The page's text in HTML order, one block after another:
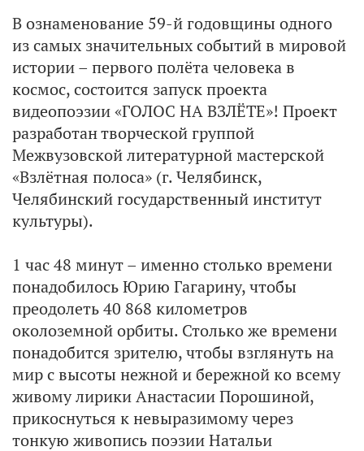
В ознаменование 59-й годовщины одного
из самых значительных событий в мировой
истории – первого полёта человека в
космос, состоится запуск проекта
видеопоэзии «ГОЛОС НА ВЗЛЁТЕ»! Проект
разработан творческой группой
Межвузовской литературной мастерской
«Взлётная полоса» (г. Челябинск,
Челябинский государственный институт
культуры).
1 час 48 минут – именно столько времени
понадобилось Юрию Гагарину, чтобы
преодолеть 40 868 километров
околоземной орбиты. Столько же времени
понадобится зрителю, чтобы взглянуть на
мир с высоты нежной и бережной ко всему
живому лирики Анастасии Порошиной,
прикоснуться к невыразимому через
тонкую живопись поэзии Натальи